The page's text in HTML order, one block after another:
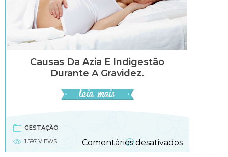
Causas Da Azia E Indigestão
Durante A Gravidez.
GESTAÇÃO
1.597 VIEWS
Comentários desativadosem
Causas